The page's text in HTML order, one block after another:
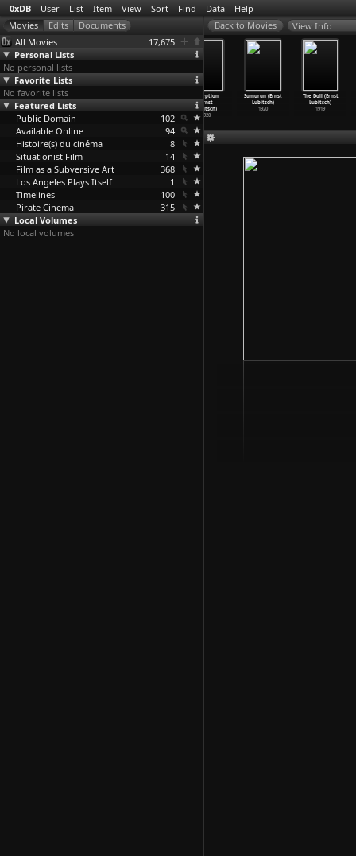
0xDB User List Item View Sort Find Data Help
All Movies
17,675
Personal Lists
No personal lists
Favorite Lists
No favorite lists
Featured Lists
Public Domain
102
Available Online
94
Histoire(s) du cinéma
8
Situationist Film
14
Film as a Subversive Art
368
Los Angeles Plays Itself
1
Timelines
100
Pirate Cinema
315
Local Volumes
No local volumes
View Info
So This Is
Paris (Ernst
Lubitsch)
1926
Deception
(Ernst
Lubitsch)
1920
Sumurun (Ernst
Lubitsch)
1920
The Doll (Ernst
Lubitsch)
1919